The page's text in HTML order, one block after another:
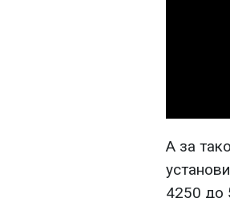
А за
4250 до